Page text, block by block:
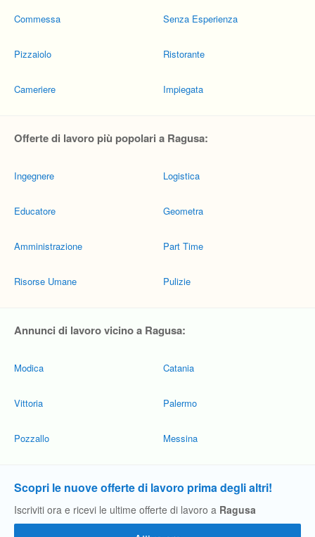
Commessa
Pizzaiolo
Cameriere
Senza Esperienza
Ristorante
Impiegata
Offerte di lavoro più popolari a Ragusa:
Ingegnere
Educatore
Amministrazione
Risorse Umane
Logistica
Geometra
Part Time
Pulizie
Annunci di lavoro vicino a Ragusa:
Modica
Vittoria
Pozzallo
Catania
Palermo
Messina
Scopri le nuove offerte di lavoro prima degli altri!
Iscriviti ora e ricevi le ultime offerte di lavoro a Ragusa